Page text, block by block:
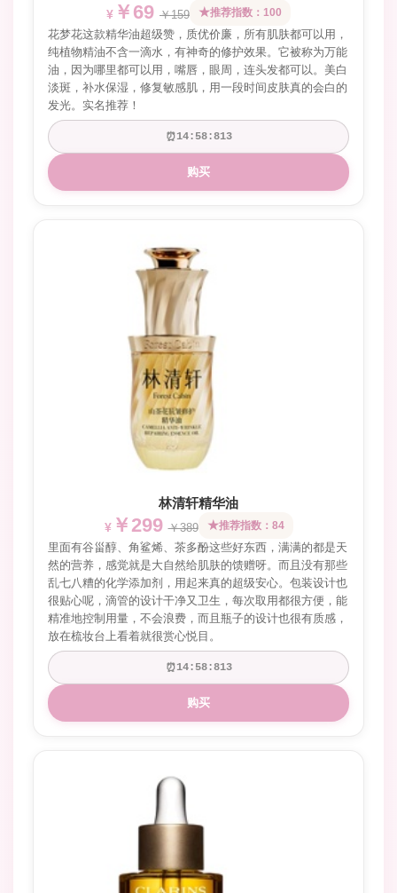
￥69 ￥159 推荐指数：100
花梦花这款精华油超级赞，质优价廉，所有肌肤都可以用，
纯植物精油不含一滴水，有神奇的修护效果。它被称为万能
油，因为哪里都可以用，嘴唇，眼周，连头发都可以。美白
淡斑，补水保湿，修复敏感肌，用一段时间皮肤真的会白的
发光。实名推荐！
⏰14:58:665
购买
林清轩精华油
￥299 ￥389 推荐指数：84
里面有谷甾醇、角鲨烯、茶多酚这些好东西，满满的都是天
然的营养，感觉就是大自然给肌肤的馈赠呀。而且没有那些
乱七八糟的化学添加剂，用起来真的超级安心。包装设计也
很贴心呢，滴管的设计干净又卫生，每次取用都很方便，能
精准地控制用量，不会浪费，而且瓶子的设计也很有质感，
放在梳妆台上看着就很赏心悦目。
⏰14:58:665
购买